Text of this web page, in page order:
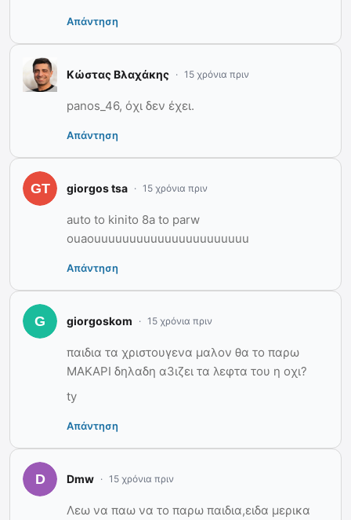
Απάντηση
Κώστας Βλαχάκης 15 χρόνια πριν
panos_46, όχι δεν έχει.
Απάντηση
giorgos tsa 15 χρόνια πριν
auto to kinito 8a to parw
ouaouuuuuuuuuuuuuuuuuuuuuu
Απάντηση
giorgoskom 15 χρόνια πριν
παιδια τα χριστουγενα μαλον θα το παρω
ΜΑΚΑΡΙ δηλαδη α3ιζει τα λεφτα του η οχι?
ty
Απάντηση
Dmw 15 χρόνια πριν
Λεω να παω να το παρω παιδια,ειδα μερικα